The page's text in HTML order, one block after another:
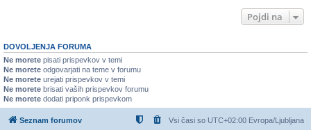
Pojdi na
DOVOLJENJA FORUMA
Ne morete pisati prispevkov v temi
Ne morete odgovarjati na teme v forumu
Ne morete urejati prispevkov v temi
Ne morete brisati vaših prispevkov forumu
Ne morete dodati priponk prispevkom
Seznam forumov Vsi časi so UTC+02:00 Evropa/Ljubljana